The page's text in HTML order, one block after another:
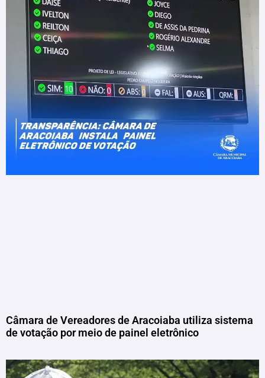
Câmara de Vereadores de Aracoiaba utiliza sistema
de votação por meio de painel eletrônico